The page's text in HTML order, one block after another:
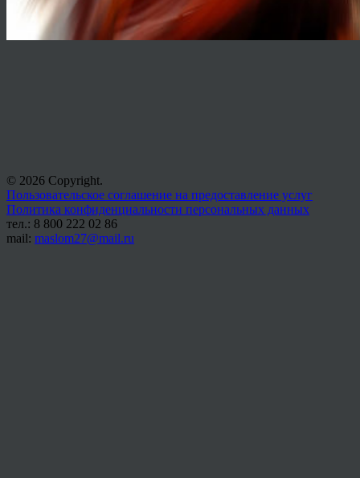
© 2026 Copyright.
Пользовательское соглашение на предоставление услуг
Политика конфиденциальности персональных данных
тел.: 8 800 222 02 86
mail: maslom27@mail.ru